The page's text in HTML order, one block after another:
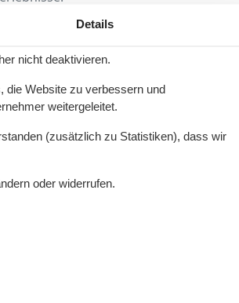
alles,
voll
herrlichen
Details
nicht deaktivieren.
die Website zu verbessern und
weitergeleitet.
(zusätzlich zu Statistiken), dass wir
oder widerrufen.